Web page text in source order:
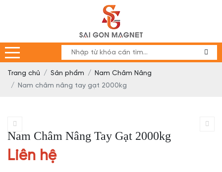
Trang chủ Sản phẩm
Nam Châm Nâng
Nam châm nâng tay gạt 2000kg
Nam Châm Nâng Tay Gạt 2000kg
Liên hệ